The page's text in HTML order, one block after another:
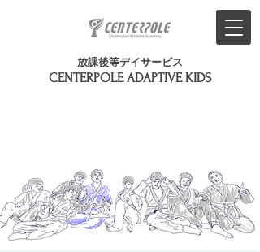
放課後等デイサービス
​CENTERPOLE ADAPTIVE KIDS